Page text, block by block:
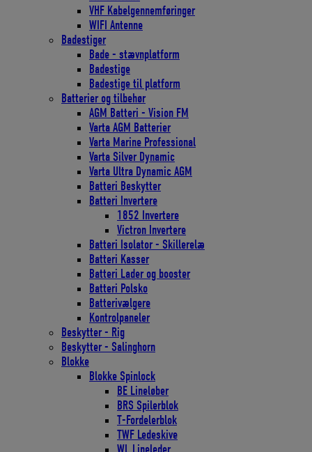
VHF Kabelgennemføringer
WIFI Antenne
Badestiger
Bade - stævnplatform
Badestige
Badestige til platform
Batterier og tilbehør
AGM Batteri - Vision FM
Varta AGM Batterier
Varta Marine Professional
Varta Silver Dynamic
Varta Ultra Dynamic AGM
Batteri Beskytter
Batteri Invertere
1852 Invertere
Victron Invertere
Batteri Isolator - Skillerelæ
Batteri Kasser
Batteri Lader og booster
Batteri Polsko
Batterivælgere
Kontrolpaneler
Beskytter - Rig
Beskytter - Salinghorn
Blokke
Blokke Spinlock
BE Lineløber
BRS Spilerblok
T-Fordelerblok
TWF Ledeskive